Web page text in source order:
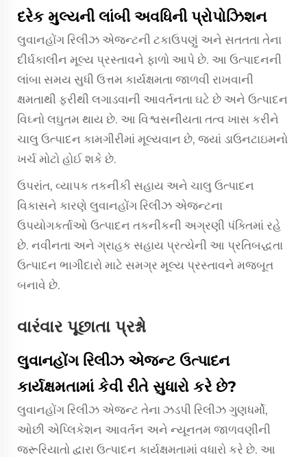
દરેક મુલ્યની લાંબી અવધિની પ્રોપોઝિશન
લુવાનહોંગ રિલીઝ એજન્ટની ટકાઉપણું અને સતતતા તેના
દીર્ઘકાલીન મૂલ્ય પ્રસ્તાવને ફાળો આપે છે. આ ઉત્પાદનની
લાંબા સમય સુધી ઉત્તમ કાર્યક્ષમતા જાળવી રાખવાની
ક્ષમતાથી ફરીથી લગાડવાની આવર્તનતા ઘટે છે અને ઉત્પાદન
વિઘ્નો લઘુતમ થાય છે. આ વિશ્વસનીયતા તત્વ ખાસ કરીને
ચાલુ ઉત્પાદન કામગીરીમાં મૂલ્યવાન છે, જ્યાં ડાઉનટાઇમનો
ખર્ચ મોટો હોઈ શકે છે.
ઉપરાંત, વ્યાપક તકનીકી સહાય અને ચાલુ ઉત્પાદન
વિકાસને કારણે લુવાનહોંગ રિલીઝ એજન્ટના
ઉપયોગકર્તાઓ ઉત્પાદન તકનીકની અગ્રણી પંક્તિમાં રહે
છે. નવીનતા અને ગ્રાહક સહાય પ્રત્યેની આ પ્રતિબદ્ધતા
ઉત્પાદન ભાગીદારો માટે સમગ્ર મૂલ્ય પ્રસ્તાવને મજબૂત
બનાવે છે.
વારંવાર પૂછાતા પ્રશ્નો
લુવાનહોંગ રિલીઝ એજન્ટ ઉત્પાદન
કાર્યક્ષમતામાં કેવી રીતે સુધારો કરે છે?
લુવાનહોંગ રિલીઝ એજન્ટ તેના ઝડપી રિલીઝ ગુણધર્મો,
ઓછી એપ્લિકેશન આવર્તન અને ન્યૂનતમ જાળવણીની
જરૂરિયાતો દ્વારા ઉત્પાદન કાર્યક્ષમતામાં વધારો કરે છે. આ